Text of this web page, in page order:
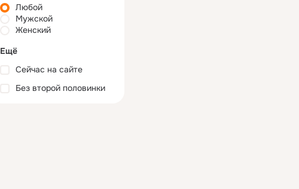
Любой
Мужской
Женский
Ещё
Сейчас на сайте
Без второй половинки